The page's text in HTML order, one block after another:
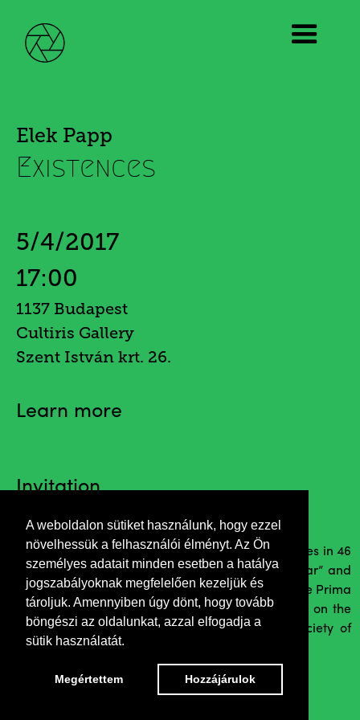
A weboldalon sütiket használunk, hogy ezzel
növelhessük a felhasználói élményt. Az Ön
személyes adatait minden esetben a hatálya
jogszabályoknak megfelelően kezeljük és
tároljuk. Amennyiben úgy dönt, hogy tovább
böngészi az oldalunkat, azzal elfogadja a
sütik használatát.
Megértettem Hozzájárulok
Elek Papp
Existences
5/4/2017
17:00
1137 Budapest
Cultiris Gallery
Szent István krt. 26.
Learn more
Invitation
Elek Papp won more than 480 photographical prices in 46
countries. He was for times „Phographer of the Year” and
two times „Art Photographer of the Year”. He got the Prima
Award in 2007 founded by Sándor Demján. He is on the
first place on the world list of Photographic Society of
America.
Opening by Ferenc Markovics